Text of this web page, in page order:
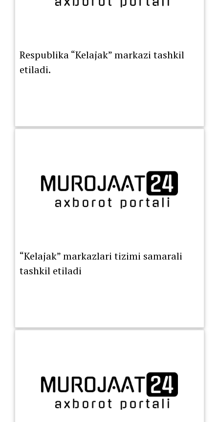
Respublika “Kelajak” markazi tashkil
etiladi.
“Kelajak” markazlari tizimi samarali
tashkil etiladi